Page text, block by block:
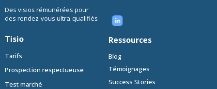
Des visios rémunérées pour
des rendez-vous ultra-qualifiés
Tisio
Tarifs
Prospection respectueuse
Test marché
Ressources
Blog
Témoignages
Success Stories